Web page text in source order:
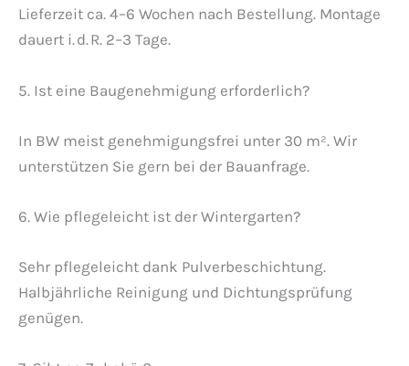
Lieferzeit ca. 4–6 Wochen nach Bestellung. Montage
dauert i. d. R. 2–3 Tage.
5. Ist eine Baugenehmigung erforderlich?
In BW meist genehmigungsfrei unter 30 m². Wir
unterstützen Sie gern bei der Bauanfrage.
6. Wie pflegeleicht ist der Wintergarten?
Sehr pflegeleicht dank Pulverbeschichtung.
Halbjährliche Reinigung und Dichtungsprüfung
genügen.